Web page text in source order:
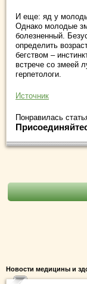
И еще: яд у
Однако молодые
болезненный.
определить
бегством –
встрече со змеей
герпетологи.
Источник
Понравилась
Новости медицины и